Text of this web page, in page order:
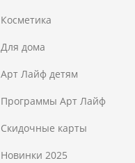
Косметика
Для дома
Арт Лайф детям
Программы Арт Лайф
Скидочные карты
Новинки 2025